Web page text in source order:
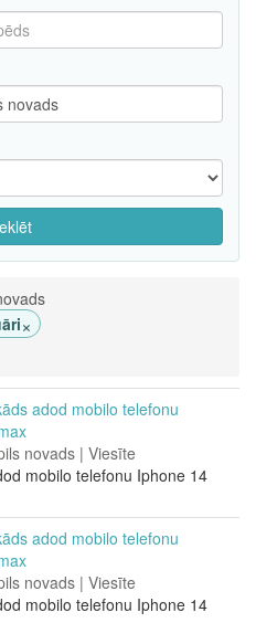
×
adod mobilo telefonu
novads | Viesīte
mobilo telefonu Iphone 14
adod mobilo telefonu
novads | Viesīte
mobilo telefonu Iphone 14